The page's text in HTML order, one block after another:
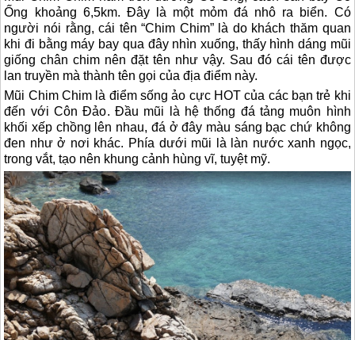
Ống khoảng 6,5km. Đây là một mỏm đá nhô ra biển. Có
người nói rằng, cái tên “Chim Chim” là do khách thăm quan
khi đi bằng máy bay qua đây nhìn xuống, thấy hình dáng mũi
giống chân chim nên đặt tên như vậy. Sau đó cái tên được
lan truyền mà thành tên gọi của địa điểm này.
Mũi Chim Chim là điểm sống ảo cực HOT của các bạn trẻ khi
đến vớiCôn Đảo. Đầu mũi là hệ thống đá tảng muôn hình
khối xếp chồng lên nhau, đá ở đây màu sáng bạc chứ không
đen như ở nơi khác. Phía dưới mũi là làn nước xanh ngọc,
trong vắt, tạo nên khung cảnh hùng vĩ, tuyệt mỹ.